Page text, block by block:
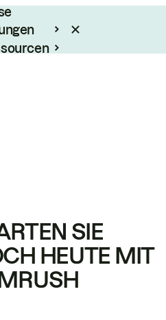
SIE
HEUTE MIT